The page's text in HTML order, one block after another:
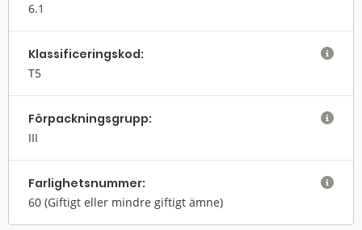
6.1
Klassifi­cerings­kod:
T5

Förpack­nings­grupp:
III

Farlighets­nummer:
60 (Giftigt eller mindre giftigt ämne)
